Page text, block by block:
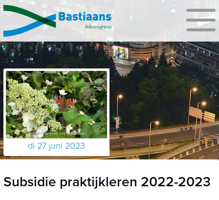
di 27 juni 2023
Subsidie praktijkleren 2022-2023